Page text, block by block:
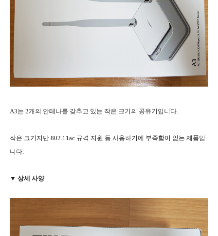
A3는 2개의 안테나를 갖추고 있는 작은 크기의 공유기입니다.
작은 크기지만 802.11ac 규격 지원 등 사용하기에 부족함이 없는 제품입
니다.
▼ 상세 사양